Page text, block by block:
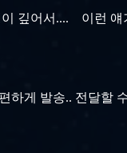
깊어서.... 이런 얘
하게 발송.. 전달할